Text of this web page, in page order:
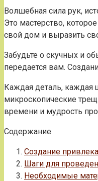
Волшебная сила рук,
Это мастерство,
свой дом и выразить
Забудьте о скучных и
передается вам.
Каждая деталь, каждая
микроскопические
времени и мудрость
Содержание
Создание
Шаги для
Необходимые